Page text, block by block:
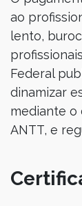
ao
lento,
Federal
dinamizar
mediante o
ANTT, e